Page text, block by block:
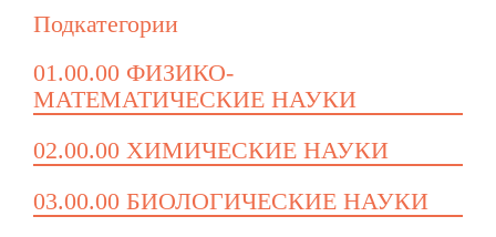
Подкатегории
01.00.00 ФИЗИКО-
МАТЕМАТИЧЕСКИЕ НАУКИ
02.00.00 ХИМИЧЕСКИЕ НАУКИ
03.00.00 БИОЛОГИЧЕСКИЕ НАУКИ